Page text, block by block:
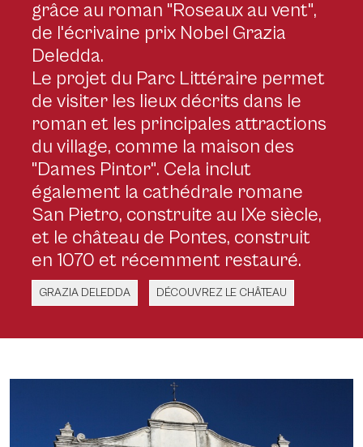
grâce au roman "Roseaux au vent",
de l'écrivaine prix Nobel Grazia
Deledda.
Le projet du Parc Littéraire permet
de visiter les lieux décrits dans le
roman et les principales attractions
du village, comme la maison des
"Dames Pintor". Cela inclut
également la cathédrale romane
San Pietro, construite au IXe siècle,
et le château de Pontes, construit
en 1070 et récemment restauré.
GRAZIA DELEDDA DÉCOUVREZ LE CHÂTEAU